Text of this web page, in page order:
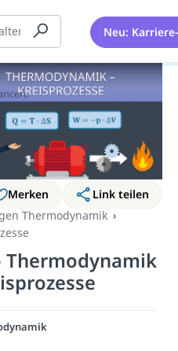
Neu:
Merken
Link teilen
Thermodynamik
in der